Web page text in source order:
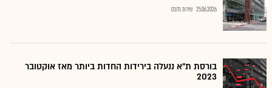
25.06.2026 שירות גלובס
בורסת ת"א ננעלה בירידות החדות ביותר מאז אוקטובר
2023